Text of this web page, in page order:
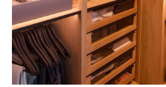
«Гардеробная на заказ №14»
ВСЕ ВКЛЮЧЕНО
в стоимость:
Замер и 3D-проект